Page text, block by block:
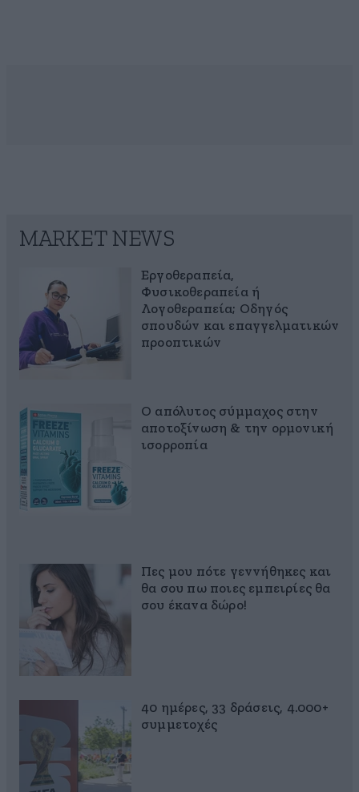
MARKET NEWS
Εργοθεραπεία,
Φυσικοθεραπεία ή
Λογοθεραπεία; Οδηγός
σπουδών και επαγγελματικών
προοπτικών
Ο απόλυτος σύμμαχος στην
αποτοξίνωση & την ορμονική
ισορροπία
Πες μου πότε γεννήθηκες και
θα σου πω ποιες εμπειρίες θα
σου έκανα δώρο!
40 ημέρες, 33 δράσεις, 4.000+
συμμετοχές